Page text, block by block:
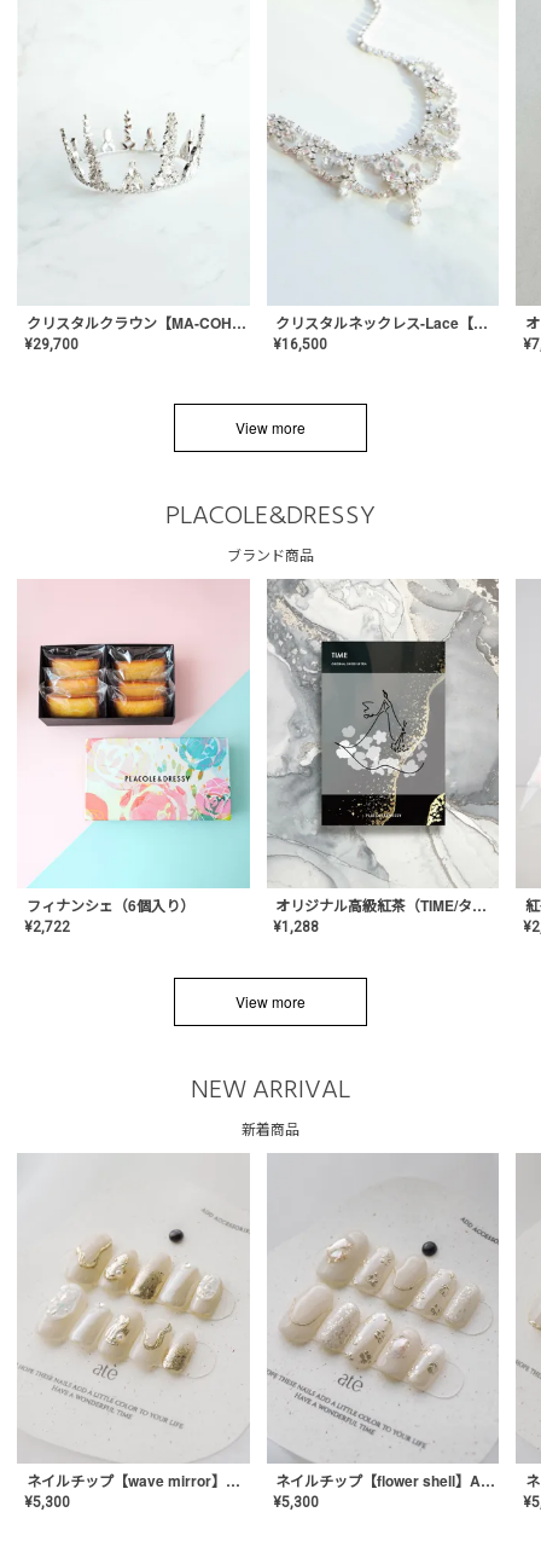
クリスタルクラウン【MA-COHD-01】韓国風クラウン/ウェディングクラウン/ティアラ
¥29,700
クリスタルネックレス-Lace【MA-CONL-02】
¥16,500 ¥
View more
PLACOLE&DRESSY
ブランド商品
フィナンシェ（6個入り）
¥2,722
オリジナル高級紅茶（TIME/タイム）【ギフト/プチギフト/プレゼント/内祝い/結婚式/オリジナル配合/高品質/ハーブティー/茶葉/記念日/お返し/手土産/美容/おしゃれ】
¥1,288 ¥
View more
NEW ARRIVAL
新着商品
ネイルチップ【wave mirror】AE-CONA-04
¥5,300
ネイルチップ【flower shell】AE-CONA-03
¥5,300 ¥